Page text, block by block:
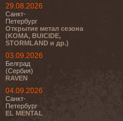
29.08.2026
Санкт-
Петербург
Открытие метал сезона
(KOMA, BUICIDE,
STORMLAND и др.)
03.09.2026
Белград
(Сербия)
RAVEN
04.09.2026
Санкт-
Петербург
EL MENTAL